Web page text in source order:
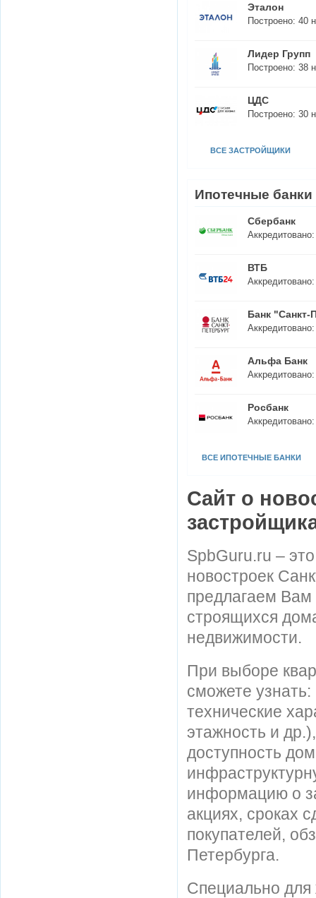
Эталон
Построено: 40
Лидер Групп
Построено: 38
ЦДС
Построено: 30
ВСЕ ЗАСТРОЙЩИКИ
Ипотечные банки
Сбербанк
ВТБ
Банк "Санкт-
Альфа Банк
Росбанк
ВСЕ ИПОТЕЧНЫЕ БАНКИ
Сайт о
SpbGuru.ru –
новостроек
предлагаем
строящихся
недвижимости.
При выборе
сможете
технические
этажность и
доступность
информацию о
акциях, сроках
покупателей,
Петербурга.
Специально